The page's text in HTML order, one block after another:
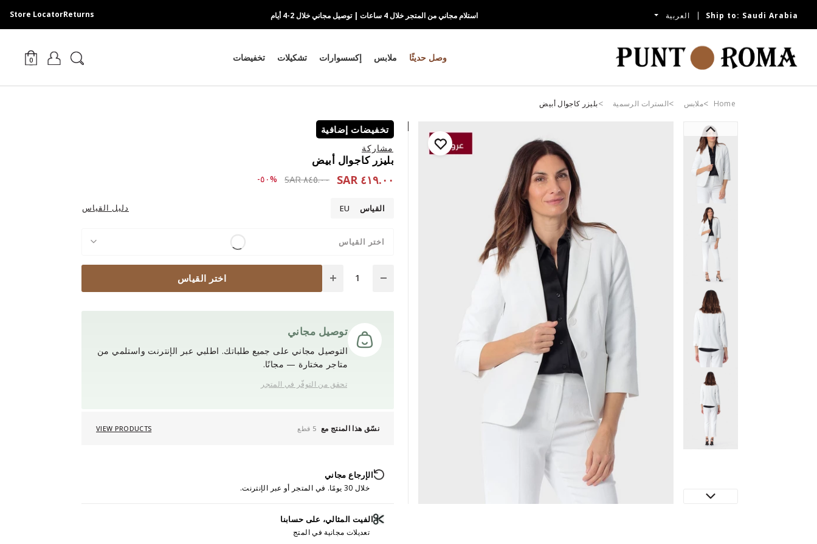
Ship to: Saudi Arabia العربية استلام مجاني من المتجر خلال 4 ساعات | توصيل مجاني خلال 2-4 أيام Returns
Store Locator
وصل حديثًا ملابس إكسسوارات تشكيلات تخفيضات 0
Home ملابس السترات الرسمية بليزر كاجوال أبيض
تخفيضات إضافية
مشاركة
بليزر كاجوال أبيض
٤١٩.٠٠ SAR Price reduced from
٨٤٥.٠٠ SAR to ٤١٩.٠٠ SAR%٥٠-
القياس EU دليل القياس
اختر القياس
اختر القياس
توصيل مجاني
التوصيل مجاني على جميع طلباتك. اطلبي عبر الإنترنت واستلمي من
متاجر مختارة — مجانًا.
تحقق من التوفّر في المتجر
نسّق هذا المنتج مع 5 قطع VIEW PRODUCTS
الإرجاع مجاني
خلال 30 يومًا. في المتجر أو عبر الإنترنت.
الفيت المثالي، على حسابنا
تعديلات مجانية في المتج